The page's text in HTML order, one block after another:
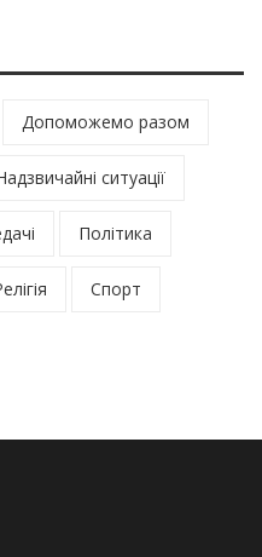
Допоможемо разом
ситуації
Політика
Спорт